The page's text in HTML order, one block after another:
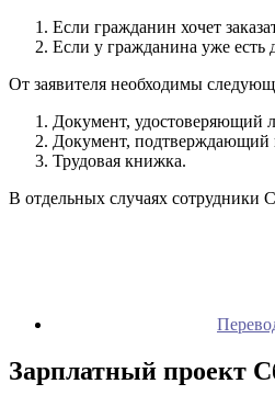
Если гражданин хочет
Если у гражданина уже есть
От заявителя необходимы
Документ, удостоверяющий
Документ, подтверждающий
Трудовая книжка.
В отдельных случаях сотрудники
Зарплатный проект